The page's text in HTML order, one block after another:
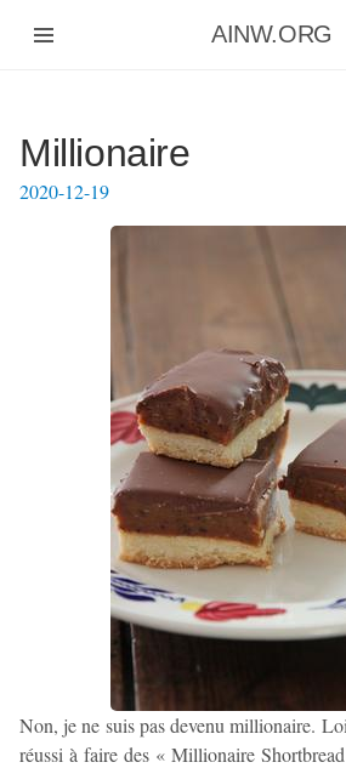
AINW.ORG
Millionaire
2020-12-19
Non, je ne suis pas devenu millionaire.
réussi à faire des « Millionaire